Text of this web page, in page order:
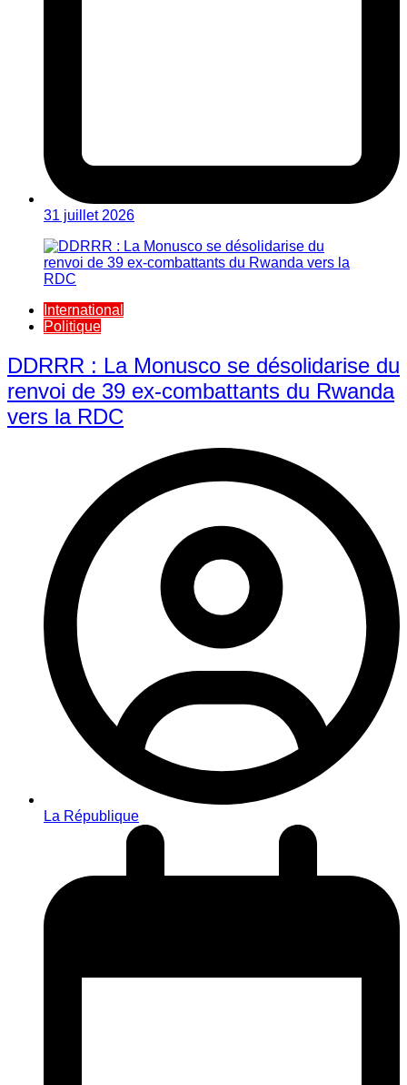
31 juillet 2026
International
Politique
DDRRR : La Monusco se désolidarise du
renvoi de 39 ex-combattants du Rwanda
vers la RDC
La République